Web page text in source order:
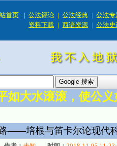
首页 | 公法评论 | 公法经典 | 公法专
资料下载 | 西语资源 | 公法史
如大水滚滚，使公义
——培根与笛卡尔论现代